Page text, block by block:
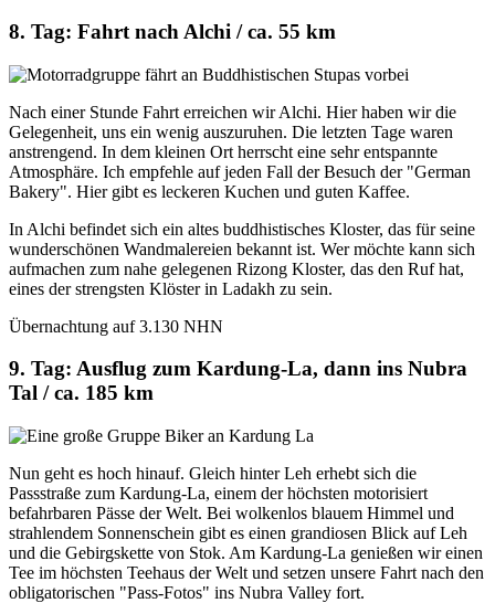
8. Tag: Fahrt nach Alchi / ca. 55 km
Nach einer Stunde Fahrt erreichen wir Alchi. Hier haben wir die
Gelegenheit, uns ein wenig auszuruhen. Die letzten Tage waren
anstrengend. In dem kleinen Ort herrscht eine sehr entspannte
Atmosphäre. Ich empfehle auf jeden Fall der Besuch der "German
Bakery". Hier gibt es leckeren Kuchen und guten Kaffee.
In Alchi befindet sich ein altes buddhistisches Kloster, das für seine
wunderschönen Wandmalereien bekannt ist. Wer möchte kann sich
aufmachen zum nahe gelegenen Rizong Kloster, das den Ruf hat,
eines der strengsten Klöster in Ladakh zu sein.
Übernachtung auf 3.130 NHN
9. Tag: Ausflug zum Kardung-La, dann ins Nubra
Tal / ca. 185 km
Nun geht es hoch hinauf. Gleich hinter Leh erhebt sich die
Passstraße zum Kardung-La, einem der höchsten motorisiert
befahrbaren Pässe der Welt. Bei wolkenlos blauem Himmel und
strahlendem Sonnenschein gibt es einen grandiosen Blick auf Leh
und die Gebirgskette von Stok. Am Kardung-La genießen wir einen
Tee im höchsten Teehaus der Welt und setzen unsere Fahrt nach den
obligatorischen "Pass-Fotos" ins Nubra Valley fort.